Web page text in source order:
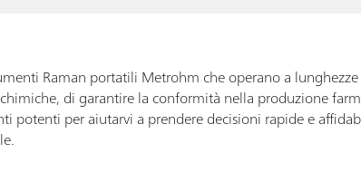
Raman portatili Metrohm che operano a
di garantire la conformità nella produzione
potenti per aiutarvi a prendere decisioni rapide e